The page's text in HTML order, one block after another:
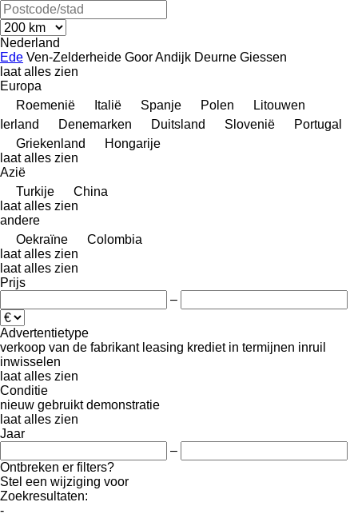
Nederland
Ede Ven-Zelderheide GoorAndijk Deurne Giessen
laat alles zien
Europa
Roemenië
Italië Spanje Polen
Litouwen
Ierland
Denemarken Duitsland Slovenië
Portugal
Griekenland
Hongarije
laat alles zien
Azië
Turkije
China
laat alles zien
andere
Oekraïne
Colombia
laat alles zien
laat alles zien
Prijs
–
Advertentietype
verkoop van de fabrikant leasing krediet in termijnen inruil
inwisselen
laat alles zien
Conditie
nieuw gebruikt demonstratie
laat alles zien
Jaar
–
Ontbreken er filters?
Stel een wijziging voor
Zoekresultaten:
-